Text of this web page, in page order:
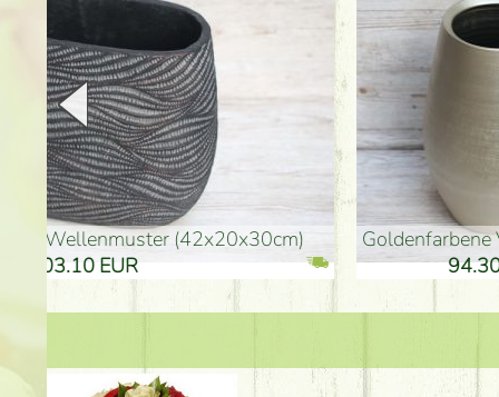
goldenfarbene Vase (40x26cm)
94.30 EUR
hohe goldenfarbene
135.20